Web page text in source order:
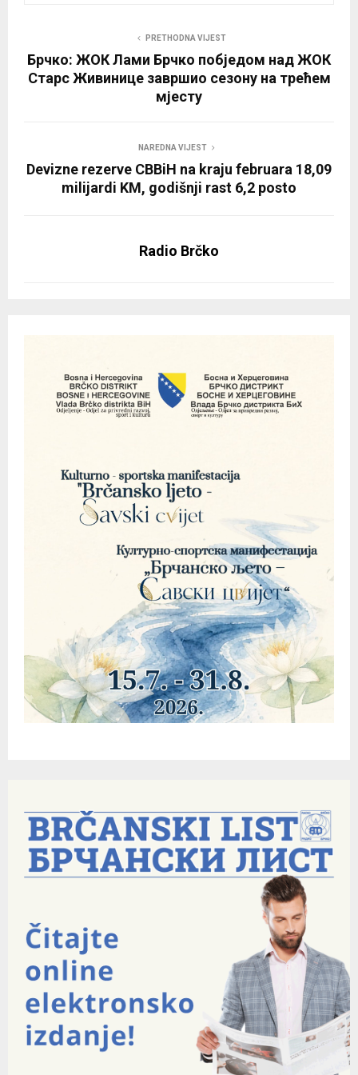
PRETHODNA VIJEST
Брчко: ЖОК Лами Брчко побједом над ЖОК
Старс Живинице завршио сезону на трећем
мјесту
NAREDNA VIJEST
Devizne rezerve CBBiH na kraju februara 18,09
milijardi KM, godišnji rast 6,2 posto
Radio Brčko